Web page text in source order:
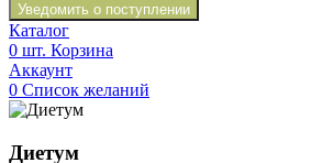
Уведомить о поступлении
Каталог
0 шт. Корзина
Аккаунт
0 Список желаний
Диетум